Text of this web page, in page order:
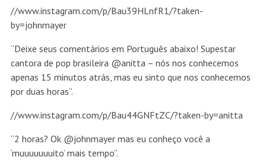
//www.instagram.com/p/Bau39HLnfR1/?taken-
by=johnmayer
“Deixe seus comentários em Português abaixo! Supestar
cantora de pop brasileira @anitta – nós nos conhecemos
apenas 15 minutos atrás, mas eu sinto que nos conhecemos
por duas horas”.
//www.instagram.com/p/Bau44GNFtZC/?taken-by=anitta
“2 horas? Ok @johnmayer mas eu conheço você a
‘muuuuuuuito’ mais tempo”.